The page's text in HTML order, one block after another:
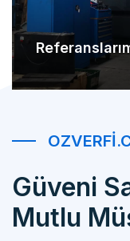
Güveni
Mutlu
Öz Verfi 2000